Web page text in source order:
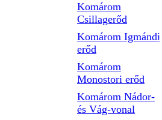
Komárom
Csillagerőd
Komárom Igmándi
erőd
Komárom
Monostori erőd
Komárom Nádor-
és Vág-vonal